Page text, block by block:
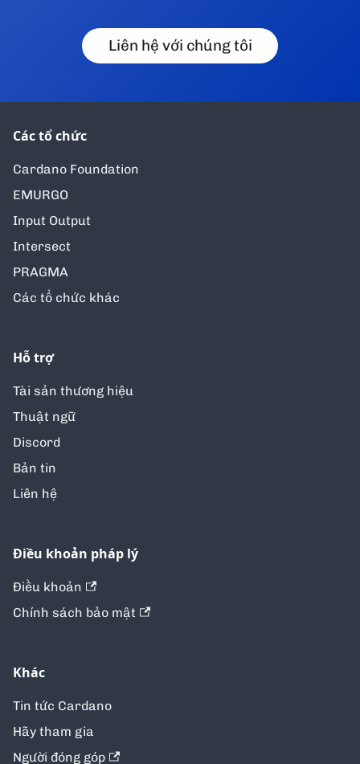
Liên hệ với chúng tôi
Các tổ chức
Cardano Foundation
EMURGO
Input Output
Intersect
PRAGMA
Các tổ chức khác
Hỗ trợ
Tài sản thương hiệu
Thuật ngữ
Discord
Bản tin
Liên hệ
Điều khoản pháp lý
Điều khoản
Chính sách bảo mật
Khác
Tin tức Cardano
Hãy tham gia
Người đóng góp